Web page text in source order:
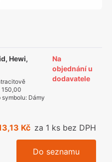
Hewi,
150,00
symbolu: Dámy
Na
objednání u
dodavatele
Kč za 1 ks bez DPH
Do seznamu